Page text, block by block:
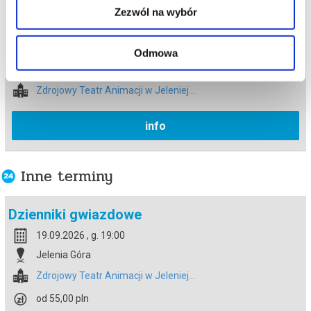
Zezwól na wybór
Odmowa
22.05.2026 , g. 10:00 (piątek)
Jelenia Góra
Zdrojowy Teatr Animacji w Jeleniej...
info
Inne terminy
Dzienniki gwiazdowe
19.09.2026 , g. 19:00
Jelenia Góra
Zdrojowy Teatr Animacji w Jeleniej...
od 55,00 pln